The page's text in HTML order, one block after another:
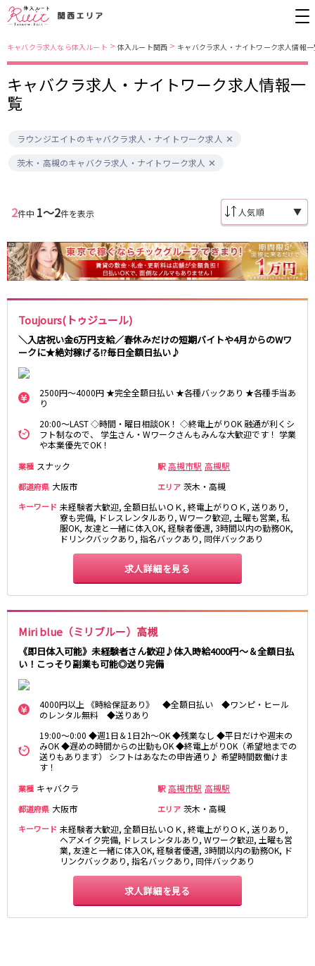
キャバクラ求人なら体入ルート > 体入ルート関西 > キャバクラ求人・ナイトワーク求人情報
キャバクラ求人・ナイトワーク求人情報一
覧
ラウンジエイトのキャバクラ求人・ナイトワーク求人
茨木・高槻のキャバクラ求人・ナイトワーク求人
2件中 1〜2件を表示 ▼
Toujours(トゥジュール)
＼入店祝い金6万円支給／春休みだけの短期バイトや4月からのWワ
ークに★絶対稼げる!?毎日全額日払い♪
2500円～4000円 ★完全全額日払い ★各種バックあり ★各種手当あ
り
20:00～LAST ◇時間・曜日相談OK！ ◇終電上がりOK 融通が利くシ
フト制なので、 学生さん・Wワークさんもみんな大歓迎です！ 学業
や本業優先でOK！
業種 スナック 駅 高槻市駅 高槻駅
都道府県 大阪市 エリア 茨木・高槻
キーワード 未経験者大歓迎, 全額日払いＯＫ, 終電上がりＯＫ, 送りあり,
寮も完備, ドレスレンタルあり, Wワーク歓迎, 土曜も営業, 私
服OK, 友達と一緒に体入OK, 経験者優遇, 3時間以内の勤務OK,
ドリンクバックあり, 指名バックあり, 同伴バックあり
求人詳細を見る
Miri blue（ミリブルー）高槻
《即日体入可能》未経験者さん歓迎♪体入時給4000円～＆全額日払
い！こっそり副業も可能◎送り完備
4000円以上 《時給保証あり》 ◆全額日払い ◆ワンピ・ヒール
のレンタル無料 ◆送りあり
19:00～0:00 ◆週1日＆1日2h～OK ◆残業なし ◆平日だけや週末の
みOK ◆遅めの時間からの出勤もOK ◆終電上がりOK（希望地までの
送りもあります） シフトはあなたの申告通り♪ 希望時間数働けま
す！
業種 キャバクラ 駅 高槻市駅 高槻駅
都道府県 大阪市 エリア 茨木・高槻
キーワード 未経験者大歓迎, 全額日払いＯＫ, 終電上がりＯＫ, 送りあり,
ヘアメイク完備, ドレスレンタルあり, Wワーク歓迎, 土曜も営
業, 友達と一緒に体入OK, 経験者優遇, 3時間以内の勤務OK, ド
リンクバックあり, 指名バックあり, 同伴バックあり
求人詳細を見る
大阪市
京橋
キタ
堺東・岸和田
天満
布施・八尾
兵庫県
姫路
加古川・東加古川・明石
京都市
奈良
奈良市
橿原市
中和
滋賀県
長浜
瀬田
東近江
大津・南部
和歌山市
該当求人 0件 選択した内容で設定
JR東西線
尼崎駅
新福島駅
茨木駅
JR東海道本線(神戸線)(大阪～神戸)
三ノ宮駅
大阪駅
さくら夙川駅
大宮駅
京都河原町駅
梅田駅
南方駅
高槻市駅
上新庄駅
茨木市駅
JR奈良線
ＪＲ小倉駅
京阪本線
祇園四条駅
香里園駅
枚方市駅
守口市駅
Osaka Metro御堂筋線
心斎橋駅
なんば駅
梅田駅
西中島南方駅
JR紀勢本線(きのくに線)(新宮～和歌山)
和歌山駅
わかやま電鉄貴志川線
和歌山駅
JR東海道本線(琵琶湖線)(米原～京都)
草津駅
石山駅
南草津駅